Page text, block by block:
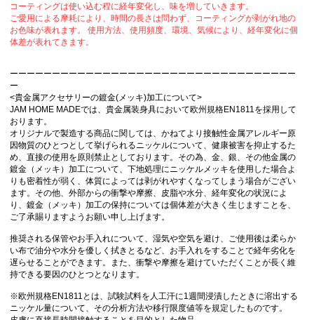
コーティングは使い込む程に経年変化し、味を増していきます。
ご愛用による摩耗により、時間の長さは問わず、コーティングが剥がれ地の
お色味が表れます。 使用方法、使用頻度、環境、気候により、経年変化に個
体差が表れてきます。
ーーーーーーーーーーーーーーーーーーーーーーーーーーーーーーーーーー
ー
<貴金属アクセサリーの鍍金(メッキ)加工について>
JAM HOME MADEでは、貴金属装身具において欧州規格EN1811を採用して
おります。
オリジナルで製造する商品に関しては、かねてより接触性金属アレルギー原
因物質のひとつとして挙げられるニッケルについて、健康被害を抑止するた
め、直接の使用を原則禁止としております。その為、金、銀、その他金属の
鍍金（メッキ）加工について、下地処理にニッケルメッキを使用した場合よ
りも密着性が弱く、体質によっては剥がれやすくなってしまう場合がござい
ます。その他、外部からの衝撃や摩擦、皮脂や水分、経年変化の状況によ
り、鍍金（メッキ）加工の保持については個体差が大きく生じますことを、
ご了承賜りますようお願い申し上げます。
推奨される保管やお手入れについて、湿気や空気を避け、ご使用後は柔らか
い布で油分や水分を優しく拭きとるなど、お手入れをすることで経年劣化を
遅らせることができます。 また、衝撃や摩擦を避けていただくことが長く維
持できる要因のひとつとなります。
※欧州規格EN1811とは、試験試料を人工汗に1週間浸漬したときに溶出する
ニッケル量について、その分析方法や移行限度値等を規定したものです。